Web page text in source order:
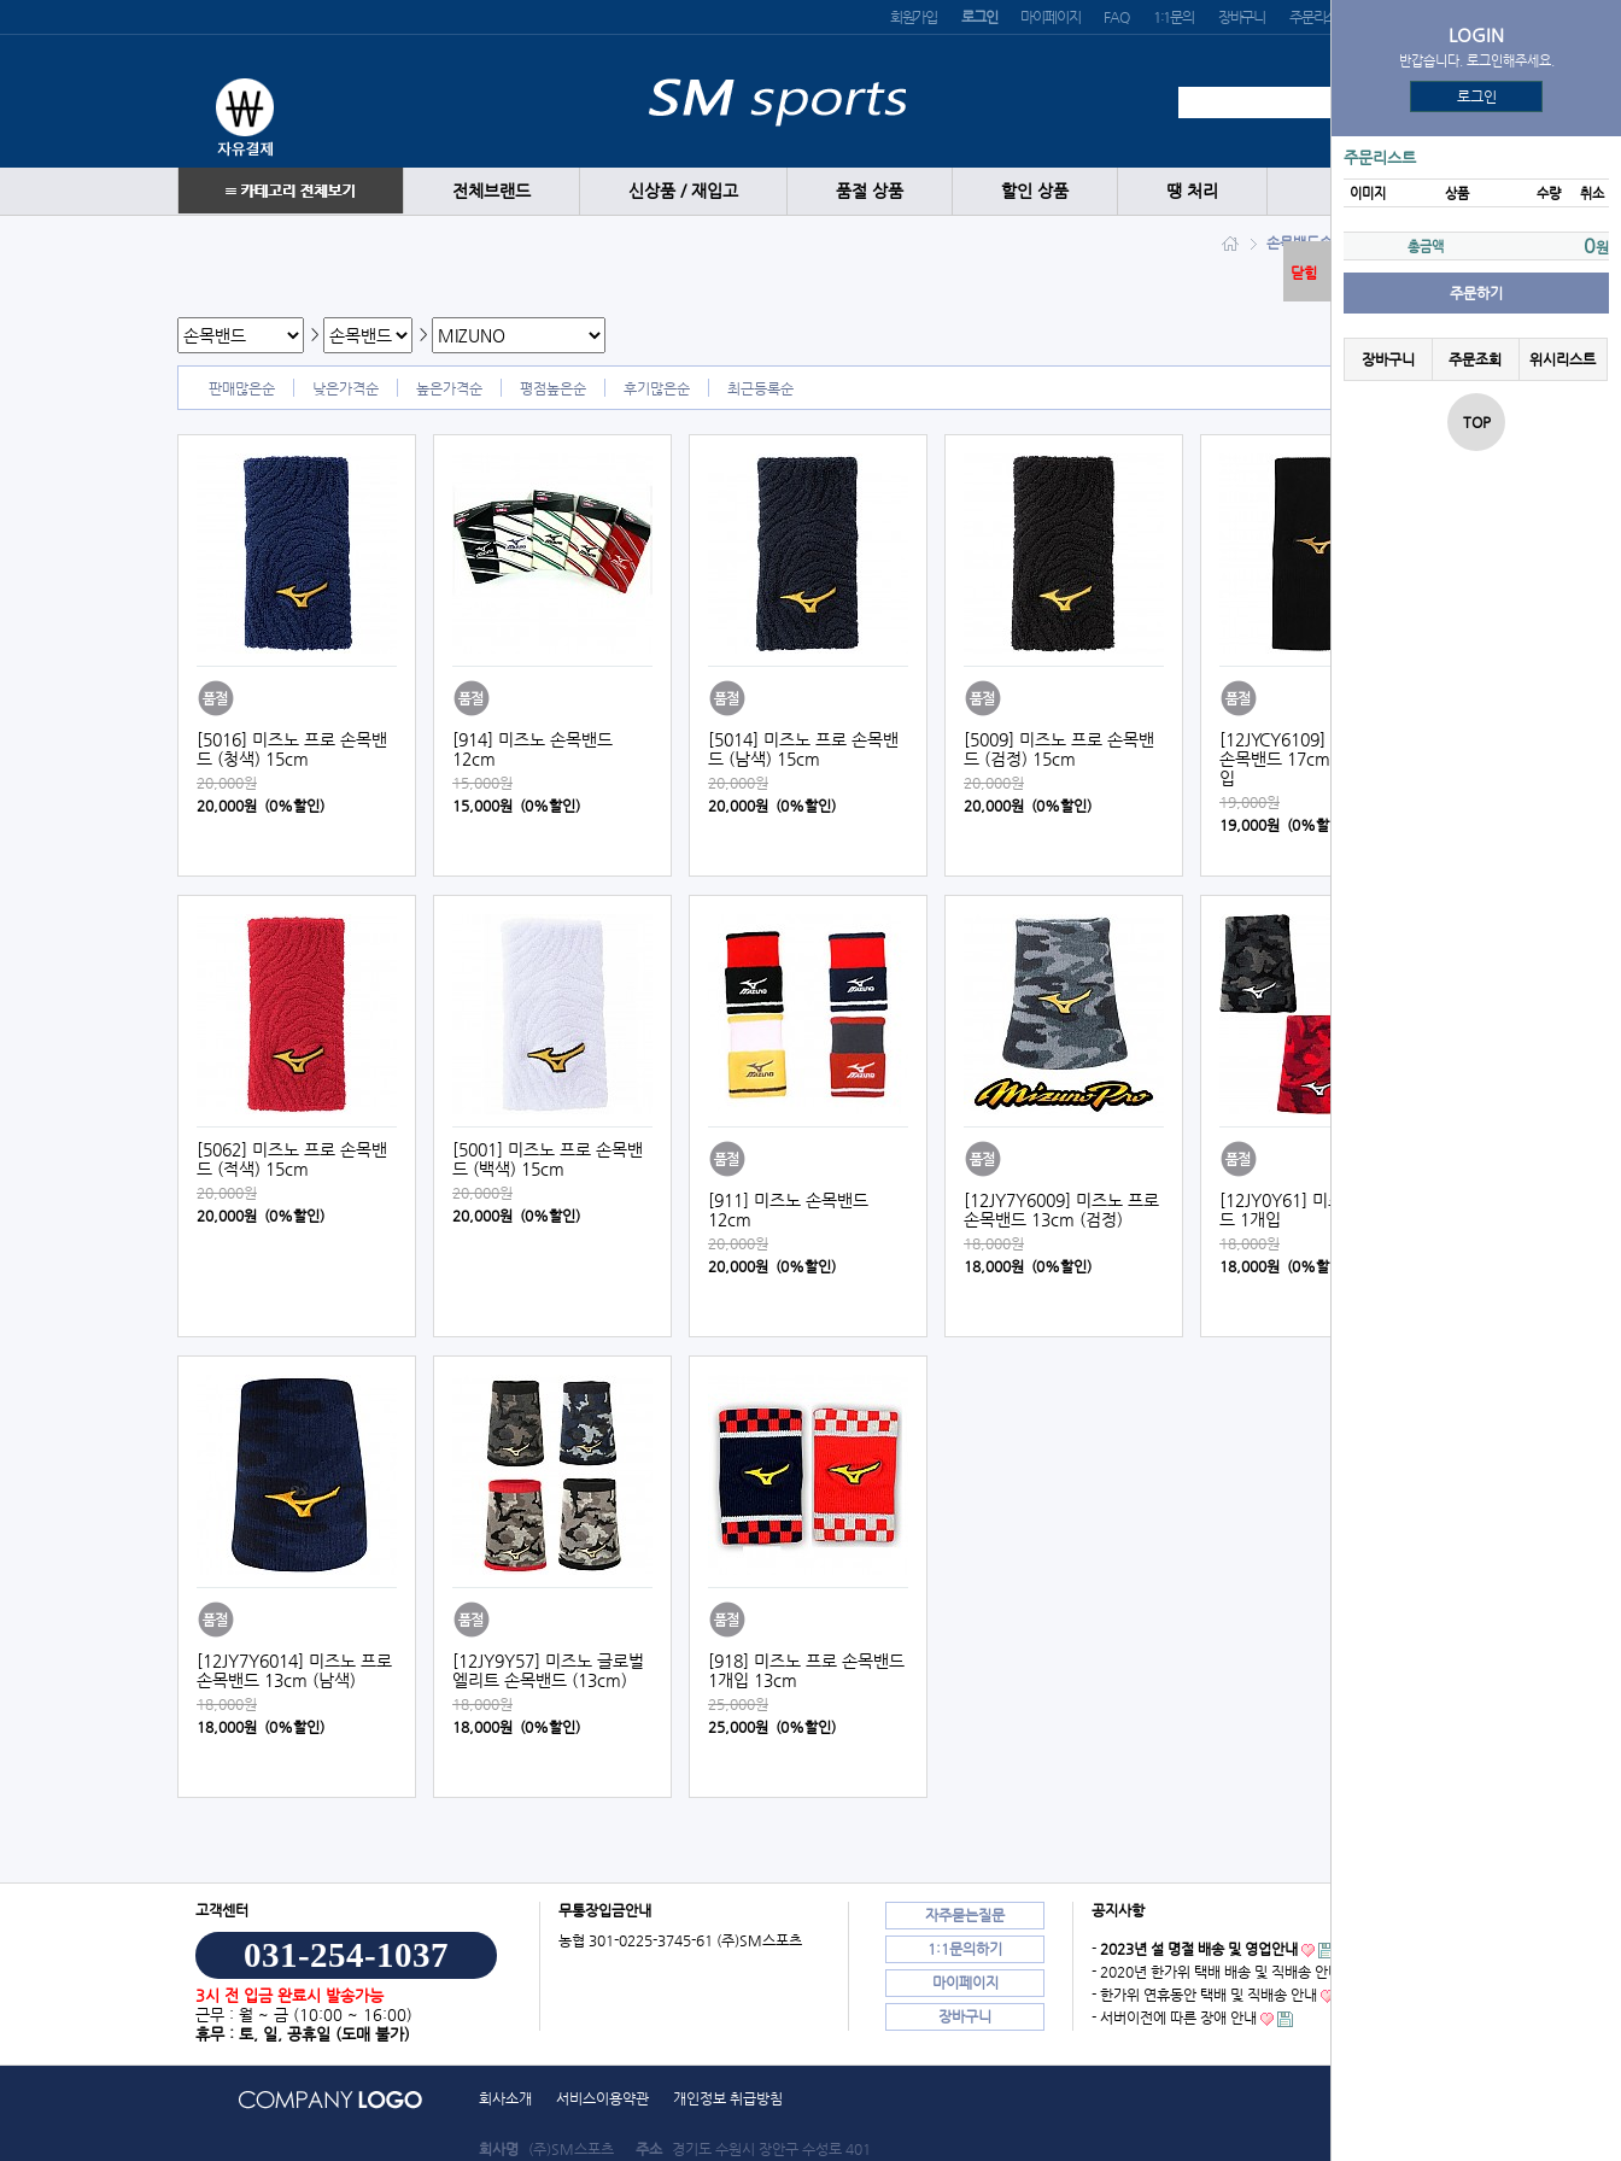
회원가입 로그인 마이페이지 FAQ 1:1문의 장바구니 주문리스트
전체브랜드 신상품 / 재입고 품절 상품 할인 상품 땡 처리
손목밴드손목밴드 MIZUNO
LOGIN
반갑습니다. 로그인해주세요.
로그인
주문리스트
이미지 상품 수량 취소
총금액 0원
주문하기
장바구니 주문조회 위시리스트
TOP
닫힘
> >
판매많은순 낮은가격순 높은가격순 평점높은순 후기많은순 최근등록순
[5016] 미즈노 프로 손목밴
드 (청색) 15cm
20,000원
20,000원 (0%할인)
[914] 미즈노 손목밴드
12cm
15,000원
15,000원 (0%할인)
[5014] 미즈노 프로 손목밴
드 (남색) 15cm
20,000원
20,000원 (0%할인)
[5009] 미즈노 프로 손목밴
드 (검정) 15cm
20,000원
20,000원 (0%할인)
[12JYCY6109] 미즈노 프로
손목밴드 17cm (검정) 1개
입
19,000원
19,000원 (0%할인)
[5062] 미즈노 프로 손목밴
드 (적색) 15cm
20,000원
20,000원 (0%할인)
[5001] 미즈노 프로 손목밴
드 (백색) 15cm
20,000원
20,000원 (0%할인)
[911] 미즈노 손목밴드
12cm
20,000원
20,000원 (0%할인)
[12JY7Y6009] 미즈노 프로
손목밴드 13cm (검정)
18,000원
18,000원 (0%할인)
[12JY0Y61] 미즈노 손목밴
드 1개입
18,000원
18,000원 (0%할인)
[12JY7Y6014] 미즈노 프로
손목밴드 13cm (남색)
18,000원
18,000원 (0%할인)
[12JY9Y57] 미즈노 글로벌
엘리트 손목밴드 (13cm)
18,000원
18,000원 (0%할인)
[918] 미즈노 프로 손목밴드
1개입 13cm
25,000원
25,000원 (0%할인)
고객센터
031-254-1037
3시 전 입금 완료시 발송가능
근무 : 월 ~ 금 (10:00 ~ 16:00)
휴무 : 토, 일, 공휴일 (도매 불가)
무통장입금안내
농협 301-0225-3745-61 (주)SM스포츠
자주묻는질문
1:1문의하기
마이페이지
장바구니
공지사항
- 2023년 설 명절 배송 및 영업안내
- 2020년 한가위 택배 배송 및 직배송 안내
- 한가위 연휴동안 택배 및 직배송 안내
- 서버이전에 따른 장애 안내
회사소개 서비스이용약관 개인정보 취급방침
회사명 (주)SM스포츠 주소 경기도 수원시 장안구 수성로 401